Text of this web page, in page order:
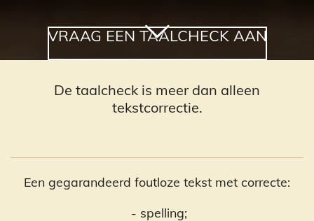
VRAAG EEN TAALCHECK AAN
De taalcheck is meer dan alleen
tekstcorrectie.
Een gegarandeerd foutloze tekst met correcte:
- spelling;